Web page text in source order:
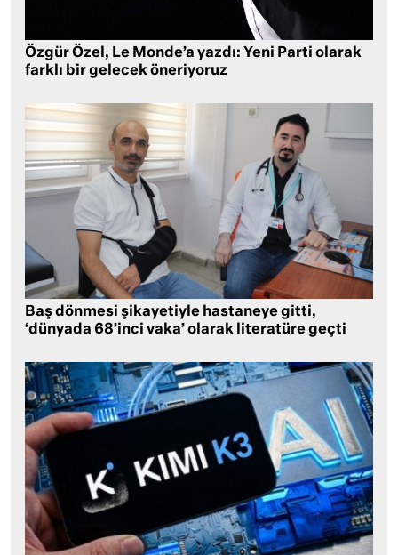
Özgür Özel, Le Monde’a yazdı: Yeni Parti olarak
farklı bir gelecek öneriyoruz
Baş dönmesi şikayetiyle hastaneye gitti,
‘dünyada 68’inci vaka’ olarak literatüre geçti